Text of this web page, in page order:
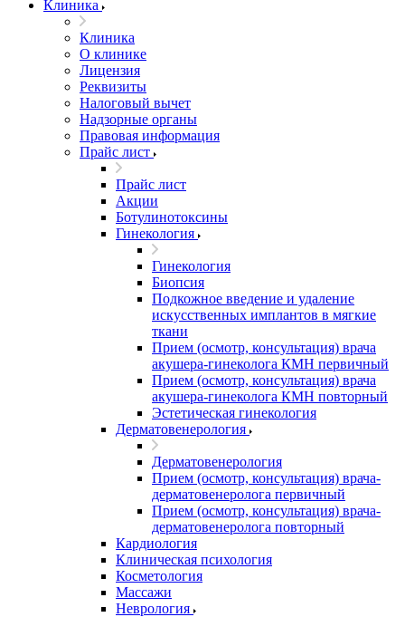
Клиника
Клиника
О клинике
Лицензия
Реквизиты
Налоговый вычет
Надзорные органы
Правовая информация
Прайс лист
Прайс лист
Акции
Ботулинотоксины
Гинекология
Гинекология
Биопсия
Подкожное введение и удаление
искусственных имплантов в мягкие
ткани
Прием (осмотр, консультация) врача
акушера-гинеколога КМН первичный
Прием (осмотр, консультация) врача
акушера-гинеколога КМН повторный
Эстетическая гинекология
Дерматовенерология
Дерматовенерология
Прием (осмотр, консультация) врача-
дерматовенеролога первичный
Прием (осмотр, консультация) врача-
дерматовенеролога повторный
Кардиология
Клиническая психология
Косметология
Массажи
Неврология